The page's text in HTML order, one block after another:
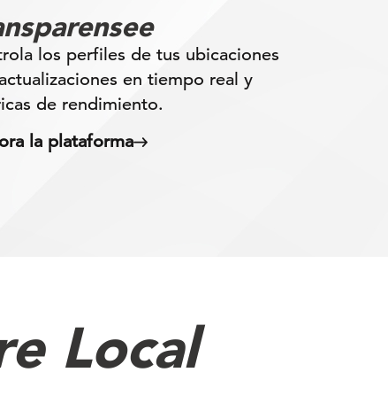
los perfiles de tus ubicaciones
en tiempo real y
de rendimiento.
la plataforma
Local